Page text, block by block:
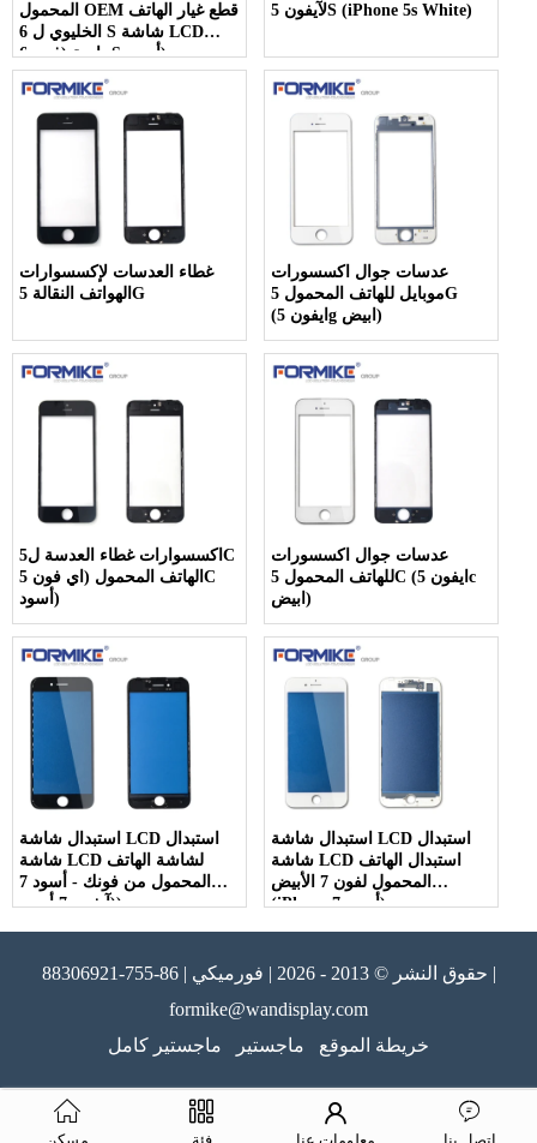
المحمول OEM قطع غيار الهاتف
الخليوي ل 6 S شاشة LCD
حامية (فون 6S أسود)
لآيفون 5S (iPhone 5s White)
غطاء العدسات لإكسسوارات
الهواتف النقالة 5G
عدسات جوال اكسسورات
موبايل للهاتف المحمول 5G
(ايفون 5g ابيض)
اكسسوارات غطاء العدسة ل5C
الهاتف المحمول (اي فون 5C
أسود)
عدسات جوال اكسسورات
للهاتف المحمول 5C (ايفون 5c
ابيض)
استبدال شاشة LCD استبدال
شاشة LCD لشاشة الهاتف
المحمول من فونك - أسود 7
(آيفون 7 أسود)
استبدال شاشة LCD استبدال
شاشة LCD استبدال الهاتف
المحمول لفون 7 الأبيض
(iPhone 7 أبيض)
حقوق النشر © 2013 - 2026 | فورميكي | 86-755-88306921 |
formike@wandisplay.com
خريطة الموقع
ماجستير ماجستير كامل